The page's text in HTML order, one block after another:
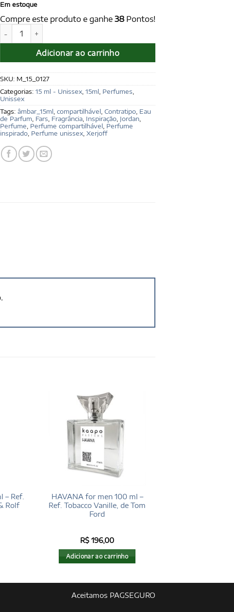
Em estoque
Compre este produto e ganhe 38 Pontos!
JORDAN Unissex 15 ml - Ref. Fars, de Xerjoff quantidade
Adicionar ao carrinho
SKU: M_15_0127
Categorias: 15 ml - Unissex 15ml Perfumes
Unissex
Tags: âmbar_15ml compartilhável Contratipo Eau
de Parfum Fars Fragrância Inspiração Jordan
Perfume Perfume compartilhável Perfume
inspirado Perfume unissex Xerjoff
– Ref.
Rolf
HAVANA for men 100 ml –
Ref. Tobacco Vanille, de Tom
Ford
R$ 196,00
Adicionar ao carrinho
Aceitamos PAGSEGURO